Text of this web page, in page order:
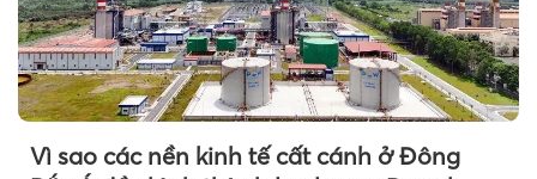
Vì sao các nền kinh tế cất cánh ở Đông